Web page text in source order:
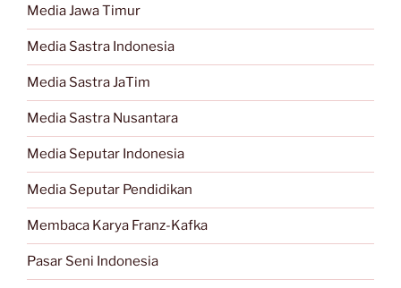
Media Jawa Timur
Media Sastra Indonesia
Media Sastra JaTim
Media Sastra Nusantara
Media Seputar Indonesia
Media Seputar Pendidikan
Membaca Karya Franz-Kafka
Pasar Seni Indonesia